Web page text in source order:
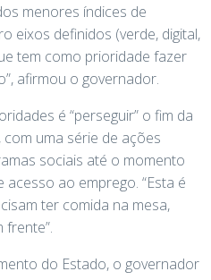
menores índices de
eixos definidos (verde, digital,
tem como prioridade fazer
afirmou o governador.
é “perseguir” o fim da
uma série de ações
sociais até o momento
ao emprego. “Esta é
ter comida na mesa,
frente”.
do Estado, o governador